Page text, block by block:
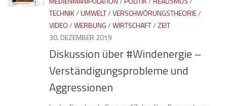
TECHNIK/UMWELT/VERSCHWÖRUNGSTHEORIE/
VIDEO/WERBUNG/WIRTSCHAFT/ZEIT
30. DEZEMBER 2019
Diskussion über #Windenergie –
Verständigungsprobleme und
Aggressionen